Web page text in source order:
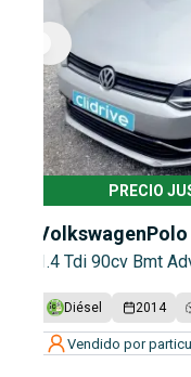
PRECIO
VolkswagenPolo
1.4 Tdi 90cv Bmt
Diésel 2014
Vendido por